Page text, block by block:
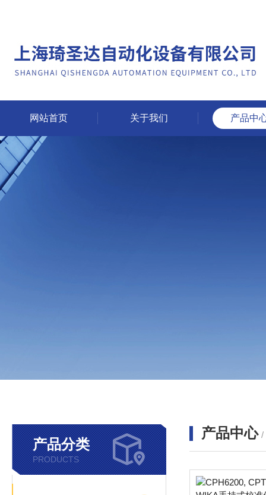
网站首页 关于我们 产品中
产品分类
PRODUCTS
产品中心 /